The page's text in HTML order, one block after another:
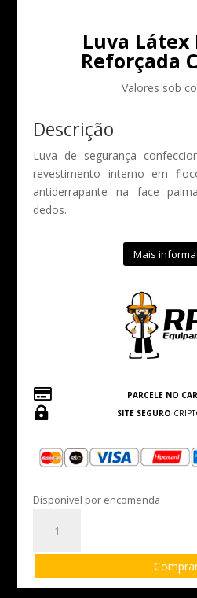
Luva Látex
Reforçada
Valores sob
Descrição
Luva de segurança
revestimento interno em
antiderrapante na face
dedos.
Mais
 PARCELE NO
 SITE SEGURO
Disponível por encomenda
Látex
Laranja
CA:37815